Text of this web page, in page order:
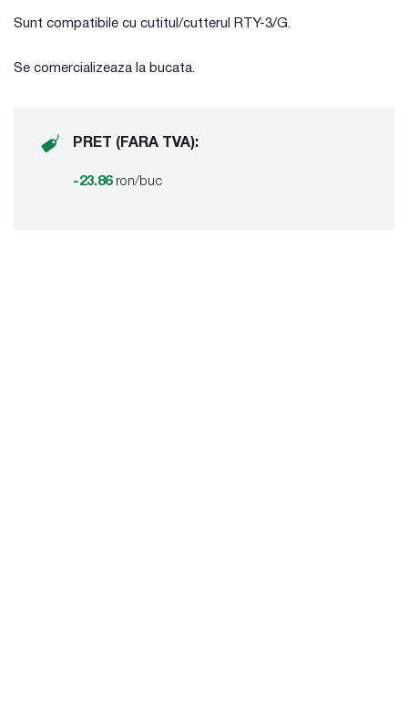
Sunt compatibile cu cutitul/cutterul RTY-3/G.
Se comercializeaza la bucata.
PRET (FARA TVA):
-23.86 ron/buc